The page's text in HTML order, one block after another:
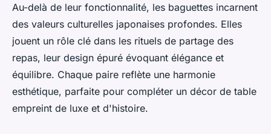
Au-delà de leur fonctionnalité, les baguettes incarnent
des valeurs culturelles japonaises profondes. Elles
jouent un rôle clé dans les rituels de partage des
repas, leur design épuré évoquant élégance et
équilibre. Chaque paire reflète une harmonie
esthétique, parfaite pour compléter un décor de table
empreint de luxe et d'histoire.